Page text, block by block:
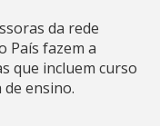
da rede
País fazem a
que incluem curso
ensino.